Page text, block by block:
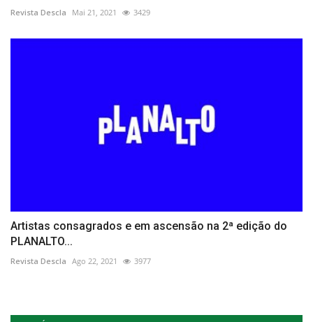
Revista Descla Mai 21, 2021 3429
Artistas consagrados e em ascensão na 2ª edição do
PLANALTO...
Revista Descla Ago 22, 2021 3977